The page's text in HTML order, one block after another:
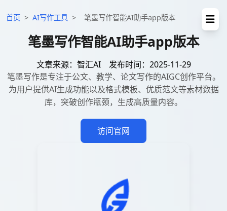
首页 > AI写作工具 > 笔墨写作智能AI助手app版本
笔墨写作智能AI助手app版本
文章来源：智汇AI
发布时间：2025-11-29
笔墨写作是专注于公文、教学、论文写作的AIGC创作平台。
为用户提供AI生成功能以及格式模板、优质范文等素材数据
库，突破创作瓶颈，生成高质量内容。
访问官网